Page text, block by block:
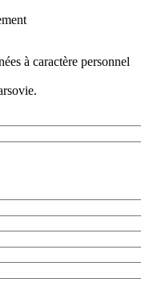
à caractère personnel